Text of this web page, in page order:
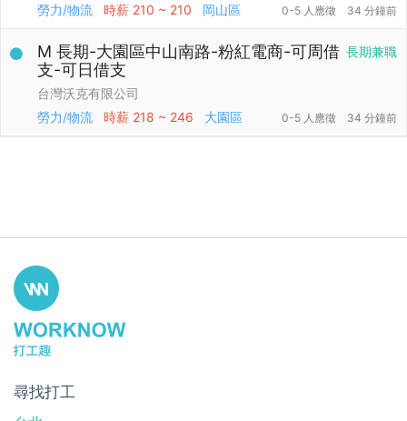
勞力/物流
時薪 210 ~ 210 岡山區 0-5 人應徵 34 分鐘前
長期兼職
M 長期-大園區中山南路-粉紅電商-可周借
支-可日借支
台灣沃克有限公司
勞力/物流
時薪 218 ~ 246 大園區 0-5 人應徵 34 分鐘前
尋找打工